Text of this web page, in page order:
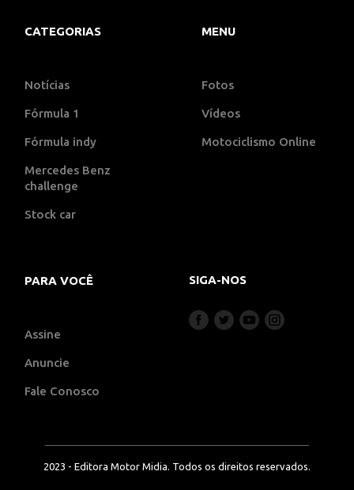
CATEGORIAS
Notícias
Fórmula 1
Fórmula indy
Mercedes Benz
challenge
Stock car
MENU
Fotos
Vídeos
Motociclismo Online
PARA VOCÊ
Assine
Anuncie
Fale Conosco
SIGA-NOS
2023 - Editora Motor Midia. Todos os direitos reservados.